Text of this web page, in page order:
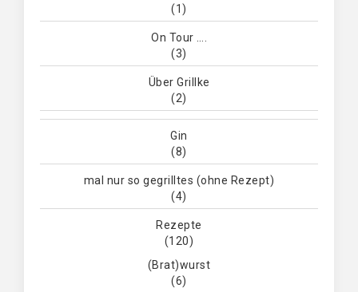
(1)
On Tour ….
(3)
Über Grillke
(2)
Gin
(8)
mal nur so gegrilltes (ohne Rezept)
(4)
Rezepte
(120)
(Brat)wurst
(6)